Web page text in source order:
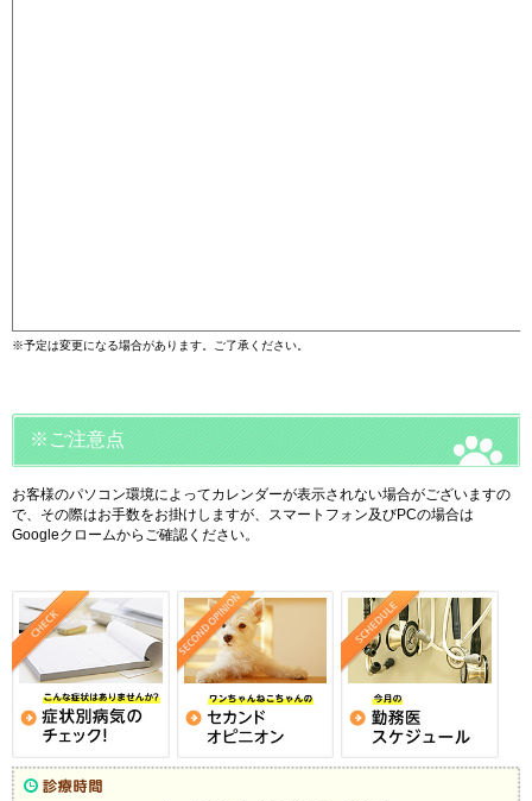
※予定は変更になる場合があります。ご了承ください。
※ご注意点
お客様のパソコン環境によってカレンダーが表示されない場合がございますの
で、その際はお手数をお掛けしますが、スマートフォン及びPCの場合は
Googleクロームからご確認ください。